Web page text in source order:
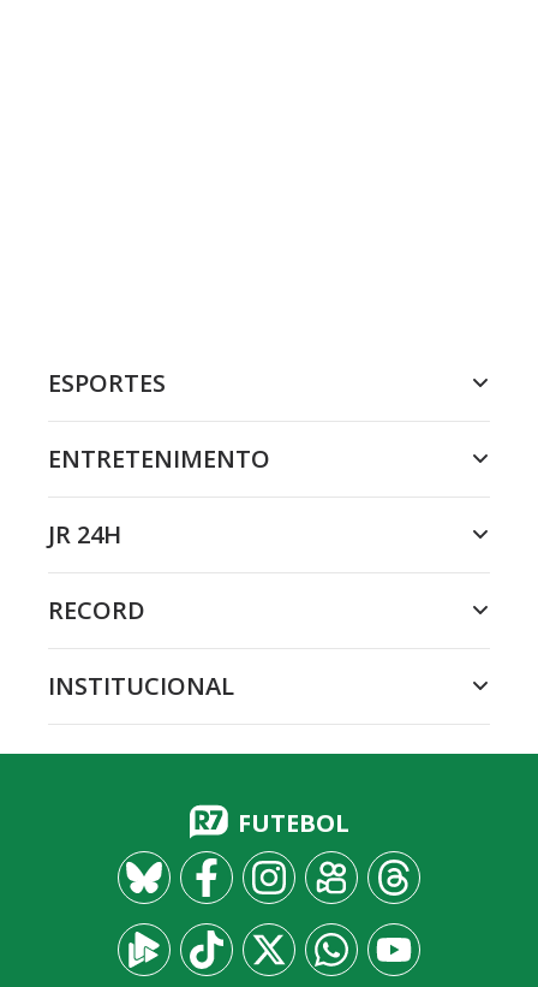
ESPORTES
ENTRETENIMENTO
JR 24H
RECORD
INSTITUCIONAL
FUTEBOL